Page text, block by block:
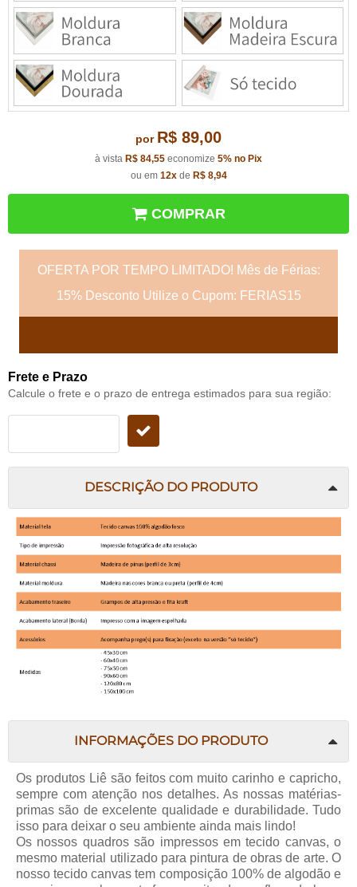
por R$ 89,00
à vista R$ 84,55 economize 5% no Pix
ou em 12xde R$ 8,94
COMPRAR
OFERTA POR TEMPO LIMITADO! Mês de Férias:
15% Desconto Utilize o Cupom: FERIAS15
Frete e Prazo
Calcule o frete e o prazo de entrega estimados para sua região:
DESCRIÇÃO DO PRODUTO
INFORMAÇÕES DO PRODUTO
Os produtos Liê são feitos com muito carinho e capricho,
sempre com atenção nos detalhes. As nossas matérias-
primas são de excelente qualidade e durabilidade. Tudo
isso para deixar o seu ambiente ainda mais lindo!
Os nossos quadros são impressos em tecido canvas, o
mesmo material utilizado para pintura de obras de arte. O
nosso tecido canvas tem composição 100% de algodão e